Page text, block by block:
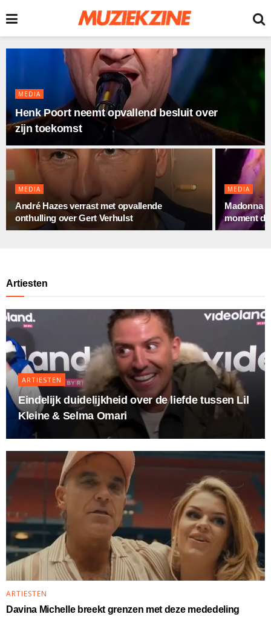
MEDIA
Henk Poort neemt opvallend besluit over
zijn toekomst
MEDIA
André Hazes verrast met opvallende
onthulling over Gert Verhulst
MEDIA
Madonna
moment
Artiesten
ARTIESTEN
Eindelijk duidelijkheid over de liefde tussen Lil
Kleine & Selma Omari
ARTIESTEN
Davina Michelle breekt grenzen met deze mededeling